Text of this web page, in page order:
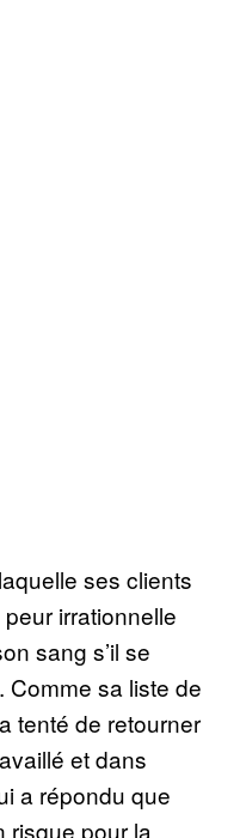
ses clients
peur irrationnelle
sang s’il se
sa liste de
tenté de retourner
et dans
a répondu que
risque pour la